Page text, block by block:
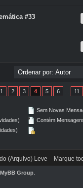
#33
1 2 3 4 5 6 11
Sem Novas
Contém
(Arquivo) Leve Marque
MyBB Group.